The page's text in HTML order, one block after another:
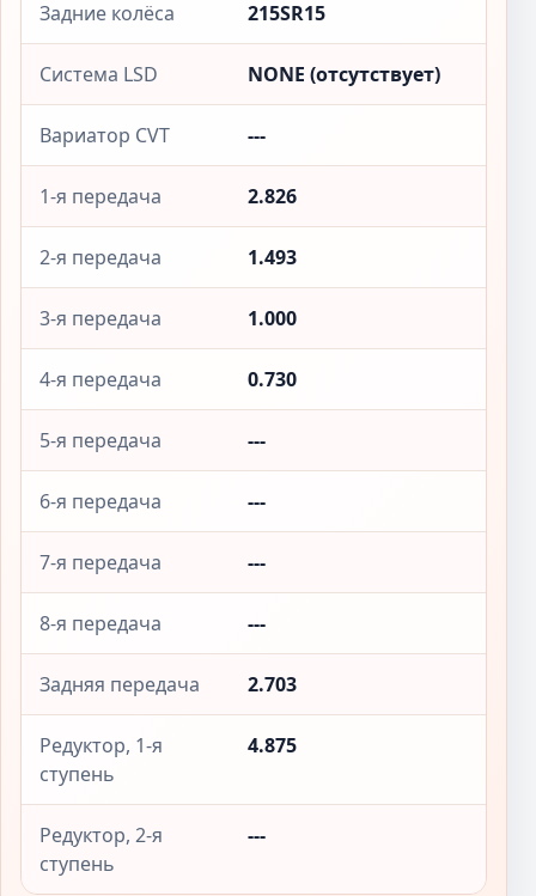
Задние колёса 215SR15
Система LSD NONE (отсутствует)
Вариатор CVT ---
1-я передача 2.826
2-я передача 1.493
3-я передача 1.000
4-я передача 0.730
5-я передача ---
6-я передача ---
7-я передача ---
8-я передача ---
Задняя передача 2.703
Редуктор, 1-я
ступень
4.875
Редуктор, 2-я
ступень
---